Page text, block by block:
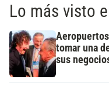
Lo más visto
tomar una
sus